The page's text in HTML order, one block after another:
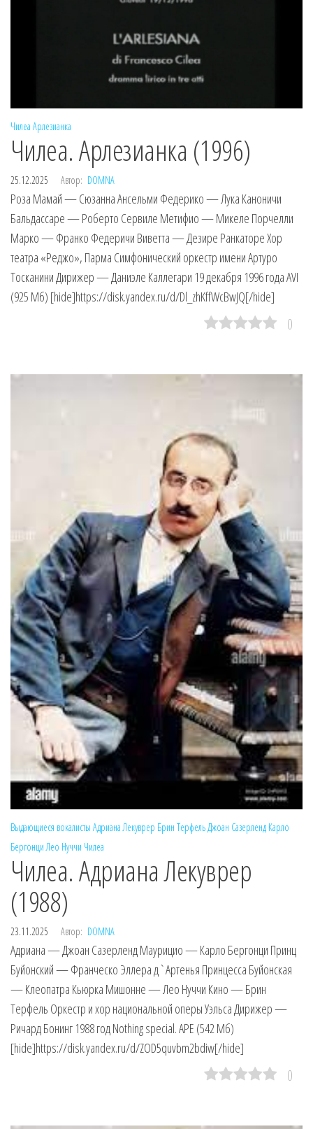
Чилеа Арлезианка
Чилеа. Арлезианка (1996)
25.12.2025 Автор: DOMNA
Роза Мамай — Сюзанна Ансельми Федерико — Лука Каноничи
Бальдассаре — Роберто Сервиле Метифио — Микеле Порчелли
Марко — Франко Федеричи Виветта — Дезире Ранкаторе Хор
театра «Реджо», Парма Симфонический оркестр имени Артуро
Тосканини Дирижер — Даниэле Каллегари 19 декабря 1996 года AVI
(925 Мб) [hide]https://disk.yandex.ru/d/Dl_zhKffWcBwJQ[/hide]
0
Выдающиеся вокалисты Адриана Лекуврер Брин ТерфельДжоан Сазерленд Карло
Бергонци Лео Нуччи Чилеа
Чилеа. Адриана Лекуврер
(1988)
23.11.2025 Автор: DOMNA
Адриана — Джоан Сазерленд Маурицио — Карло Бергонци Принц
Буйонский — Франческо Эллера д`Артенья Принцесса Буйонская
— Клеопатра Кьюрка Мишонне — Лео Нуччи Кино — Брин
Терфель Оркестр и хор национальной оперы Уэльса Дирижер —
Ричард Бонинг 1988 год Nothing special. APE (542 Мб)
[hide]https://disk.yandex.ru/d/ZOD5quvbm2bdiw[/hide]
0